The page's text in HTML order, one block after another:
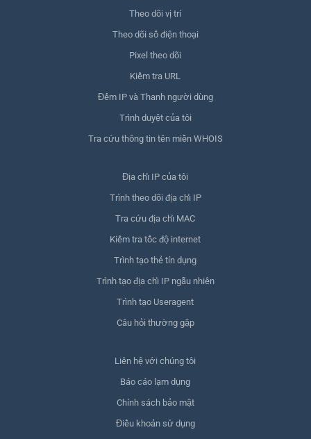
Theo dõi vị trí
Theo dõi số điện thoại
Pixel theo dõi
Kiểm tra URL
Đếm IP và Thanh người dùng
Trình duyệt của tôi
Tra cứu thông tin tên miền WHOIS
Địa chỉ IP của tôi
Trình theo dõi địa chỉ IP
Tra cứu địa chỉ MAC
Kiểm tra tốc độ internet
Trình tạo thẻ tín dụng
Trình tạo địa chỉ IP ngẫu nhiên
Trình tạo Useragent
Câu hỏi thường gặp
Liên hệ với chúng tôi
Báo cáo lạm dụng
Chính sách bảo mật
Điều khoản sử dụng